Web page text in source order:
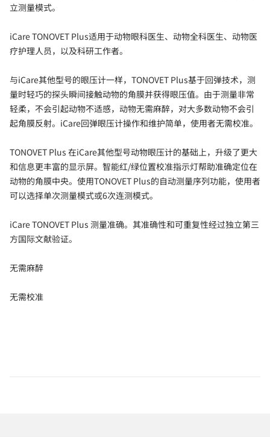
立测量模式。
iCare TONOVET Plus适用于动物眼科医生、动物全科医生、动物医
疗护理人员，以及科研工作者。
与iCare其他型号的眼压计一样，TONOVET Plus基于回弹技术，测
量时轻巧的探头瞬间接触动物的角膜并获得眼压值。由于测量非常
轻柔，不会引起动物不适感，动物无需麻醉，对大多数动物不会引
起角膜反射。iCare回弹眼压计操作和维护简单，使用者无需校准。
TONOVET Plus 在iCare其他型号动物眼压计的基础上，升级了更大
和信息更丰富的显示屏。智能红/绿位置校准指示灯帮助准确定位在
动物的角膜中央。使用TONOVET Plus的自动测量序列功能，使用者
可以选择单次测量模式或6次连测模式。
iCare TONOVET Plus 测量准确。其准确性和可重复性经过独立第三
方国际文献验证。
无需麻醉
无需校准